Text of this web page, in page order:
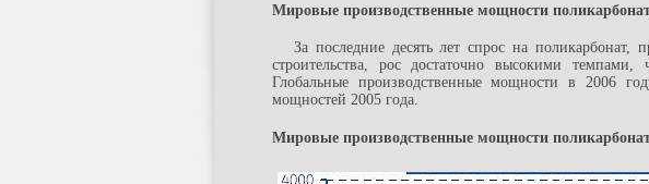
Мировые производственные мощности
За последние десять лет спрос на
строительства, рос достаточно высокими темпами,
Глобальные производственные мощности в 2006
мощностей 2005 года.
Мировые производственные мощности